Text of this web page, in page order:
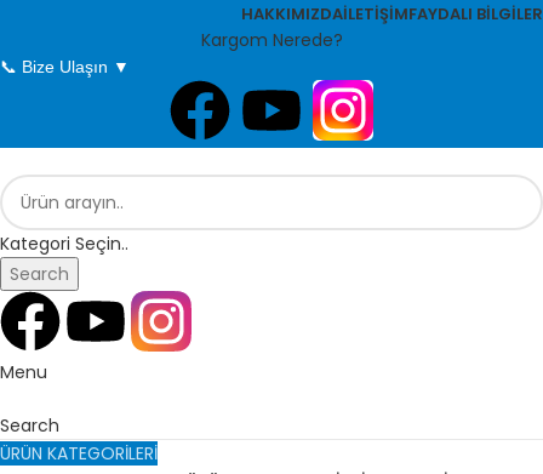
HAKKIMIZDAİLETİŞİMFAYDALI BİLGİLER
Kargom Nerede?
📞 Bize Ulaşın ▼
Kategori Seçin..
Search
Menu
Search
ÜRÜN KATEGORİLERİ